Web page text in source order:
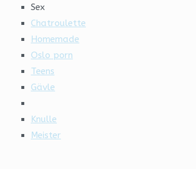
Sex
Chatroulette
Homemade
Oslo porn
Teens
Gävle
Knulle
Meister